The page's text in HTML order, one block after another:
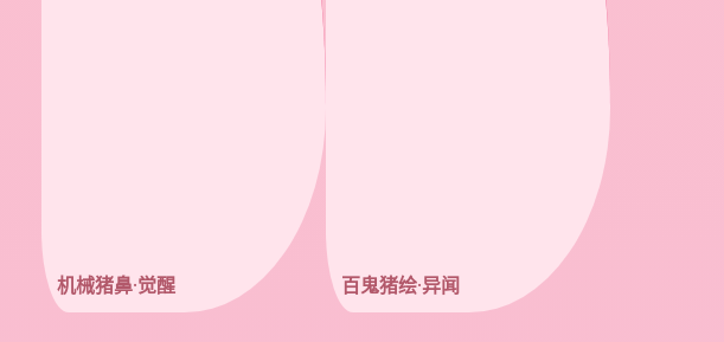
机械猪鼻·觉醒 百鬼猪绘·异闻